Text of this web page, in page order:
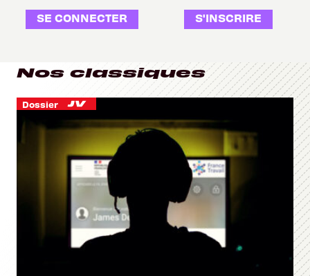
SE CONNECTER S'INSCRIRE
Nos classiques
Dossier